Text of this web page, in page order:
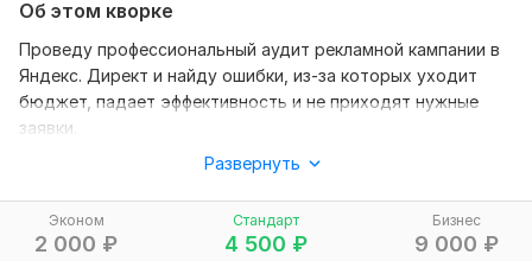
Эконом
2 000 ₽
Стандарт
4 500 ₽
Бизнес
9 000 ₽
Об этом кворке
Проведу профессиональный аудит рекламной кампании в
Яндекс. Директ и найду ошибки, из-за которых уходит
бюджет, падает эффективность и не приходят нужные
заявки.
• структуру кампаний и групп
• ключевые фразы и минус-слова
Развернуть